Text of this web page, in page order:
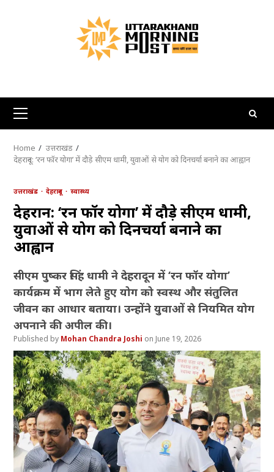
Primary
Menu
Home
उत्तराखंड
देहरादून: ‘रन फॉर योगा’ में दौड़े सीएम धामी, युवाओं से योग को दिनचर्या बनाने का आह्वान
उत्तराखंड देहरादून स्वास्थ्य
देहरादून: ‘रन फॉर योगा’ में दौड़े सीएम धामी,
युवाओं से योग को दिनचर्या बनाने का
आह्वान
सीएम पुष्कर सिंह धामी ने देहरादून में ‘रन फॉर योगा’
कार्यक्रम में भाग लेते हुए योग को स्वस्थ और संतुलित
जीवन का आधार बताया। उन्होंने युवाओं से नियमित योग
अपनाने की अपील की।
Mohan Chandra Joshi June 19, 2026